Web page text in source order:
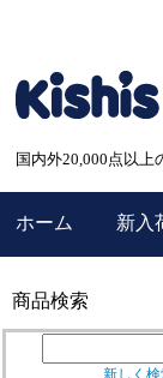
国内外20,000点以
ホーム 新入
商品検索
新しく